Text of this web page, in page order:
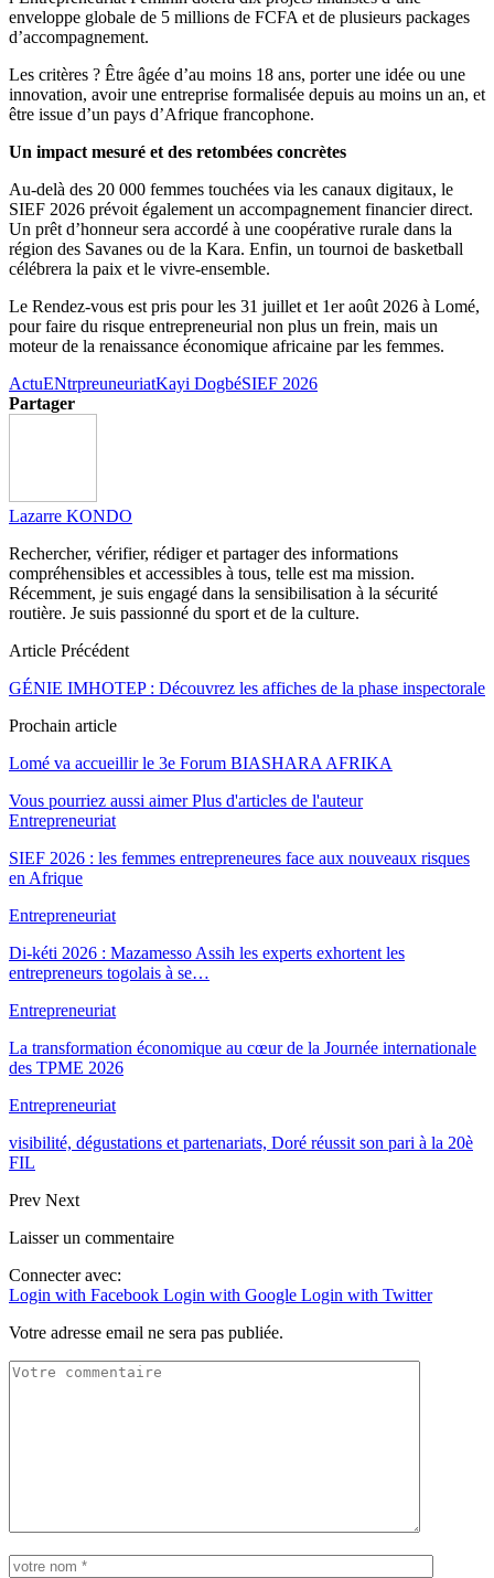
enveloppe globale de 5 millions de FCFA et de plusieurs packages
d’accompagnement.
Les critères ? Être âgée d’au moins 18 ans, porter une idée ou une
innovation, avoir une entreprise formalisée depuis au moins un an, et
être issue d’un pays d’Afrique francophone.
Un impact mesuré et des retombées concrètes
Au-delà des 20 000 femmes touchées via les canaux digitaux, le
SIEF 2026 prévoit également un accompagnement financier direct.
Un prêt d’honneur sera accordé à une coopérative rurale dans la
région des Savanes ou de la Kara. Enfin, un tournoi de basketball
célébrera la paix et le vivre-ensemble.
Le Rendez-vous est pris pour les 31 juillet et 1er août 2026 à Lomé,
pour faire du risque entrepreneurial non plus un frein, mais un
moteur de la renaissance économique africaine par les femmes.
ActuENtrpreuneuriatKayi DogbéSIEF 2026
Partager
Lazarre KONDO
Rechercher, vérifier, rédiger et partager des informations
compréhensibles et accessibles à tous, telle est ma mission.
Récemment, je suis engagé dans la sensibilisation à la sécurité
routière. Je suis passionné du sport et de la culture.
Article Précédent
GÉNIE IMHOTEP : Découvrez les affiches de la phase inspectorale
Prochain article
Lomé va accueillir le 3e Forum BIASHARA AFRIKA
Vous pourriez aussi aimer Plus d'articles de l'auteur
Entrepreneuriat
SIEF 2026 : les femmes entrepreneures face aux nouveaux risques
en Afrique
Entrepreneuriat
Di-kéti 2026 : Mazamesso Assih les experts exhortent les
entrepreneurs togolais à se…
Entrepreneuriat
La transformation économique au cœur de la Journée internationale
des TPME 2026
Entrepreneuriat
visibilité, dégustations et partenariats, Doré réussit son pari à la 20è
FIL
Prev Next
Laisser un commentaire
Connecter avec:
Login with Facebook Login with Google Login with Twitter
Votre adresse email ne sera pas publiée.